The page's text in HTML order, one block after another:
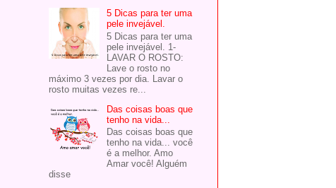
5 Dicas para ter uma
pele invejável.
5 Dicas para ter uma
pele invejável. 1-
LAVAR O ROSTO:
Lave o rosto no
máximo 3 vezes por dia. Lavar o
rosto muitas vezes re...
Das coisas boas que
tenho na vida...
Das coisas boas que
tenho na vida... você
é a melhor. Amo
Amar você! Alguém
disse